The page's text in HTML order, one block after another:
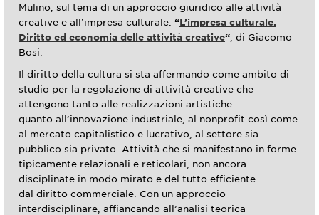
Mulino, sul tema di un approccio giuridico alle attività
creative e all’impresa culturale: “L’impresa culturale.
Diritto ed economia delle attività creative“ , di Giacomo
Bosi.
Il diritto della cultura si sta affermando come ambito di
studio per la regolazione di attività creative che
attengono tanto alle realizzazioni artistiche
quanto all’innovazione industriale, al nonprofit così come
al mercato capitalistico e lucrativo, al settore sia
pubblico sia privato. Attività che si manifestano in forme
tipicamente relazionali e reticolari, non ancora
disciplinate in modo mirato e del tutto efficiente
dal diritto commerciale. Con un approccio
interdisciplinare, affiancando all’analisi teorica